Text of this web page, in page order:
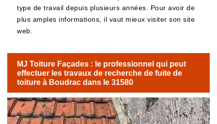
type de travail depuis plusieurs années. Pour avoir de
plus amples informations, il vaut mieux visiter son site
web.
MJ Toiture Façades : le professionnel qui peut
effectuer les travaux de recherche de fuite de
toiture à Boudrac dans le 31580